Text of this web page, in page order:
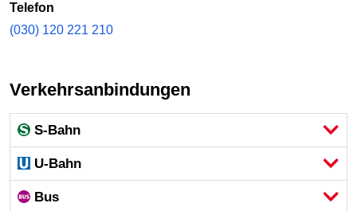
Telefon
(030) 120 221 210
Verkehrsanbindungen
S-Bahn
U-Bahn
Bus